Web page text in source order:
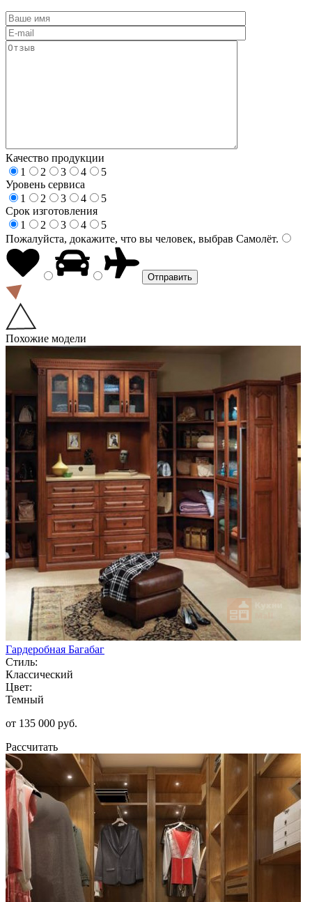
Качество продукции
1
2 3 4
5
Уровень сервиса
1
2 3 4
5
Срок изготовления
1
2 3 4
5
Пожалуйста, докажите, что вы человек, выбрав Самолёт.
Похожие модели
Гардеробная Багабаг
Стиль:
Классический
Цвет:
Темный
от 135 000 руб.
Рассчитать